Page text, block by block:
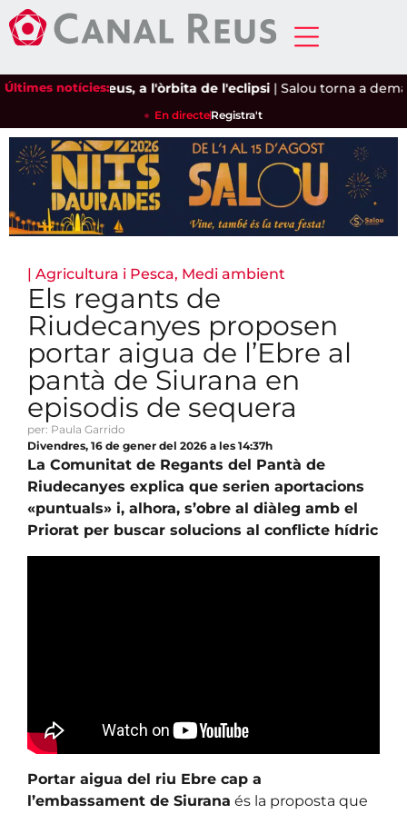
Últimes notícies:Reus, a l'òrbita de l'eclipsi|Salou torna a
En directeRegistra't
| Agricultura i Pesca, Medi ambient
Els regants de
Riudecanyes proposen
portar aigua de l’Ebre al
pantà de Siurana en
episodis de sequera
per: Paula Garrido
Divendres, 16 de gener del 2026 a les 14:37h
La Comunitat de Regants del Pantà de
Riudecanyes explica que serien aportacions
«puntuals» i, alhora, s’obre al diàleg amb el
Priorat per buscar solucions al conflicte hídric
Portar aigua del riu Ebre cap a
l’embassament de Siurana és la proposta que